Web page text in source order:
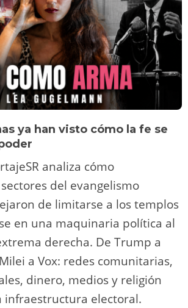
ya han visto cómo la fe se
analiza cómo
del evangelismo
de limitarse a los templos
en una maquinaria política al
derecha. De Trump a
a Vox: redes comunitarias,
dinero, medios y religión
infraestructura electoral.